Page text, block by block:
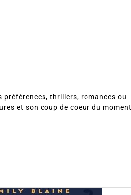
préférences, thrillers, romances ou
et son coup de coeur du moment